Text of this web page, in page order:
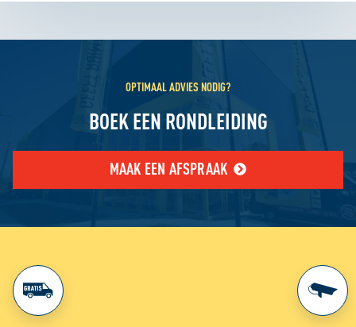
OPTIMAAL ADVIES NODIG?
BOEK EEN RONDLEIDING
MAAK EEN AFSPRAAK